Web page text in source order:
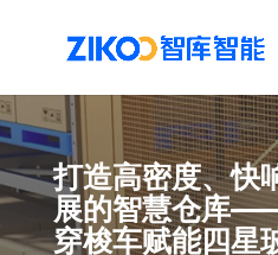
打造高密度、快
展的智慧仓库
穿梭车赋能四星